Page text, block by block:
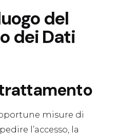
del
dei Dati
misure di
l’accesso, la